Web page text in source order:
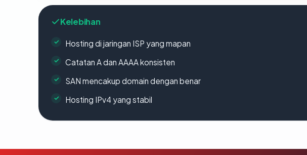
Kelebihan
Hosting di jaringan ISP yang mapan
Catatan A dan AAAA konsisten
SAN mencakup domain dengan benar
Hosting IPv4 yang stabil